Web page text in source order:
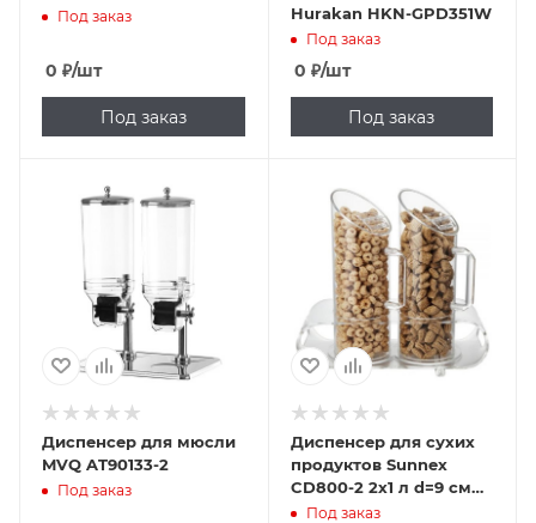
Под заказ
0 ₽/шт
Под заказ
Hurakan HKN-GPD351W
Под заказ
0 ₽/шт
Под заказ
Диспенсер для мюсли
MVQ AT90133-2
Под заказ
Диспенсер для сухих
продуктов Sunnex
CD800-2 2х1 л d=9 см
h=25,5 см
Под заказ